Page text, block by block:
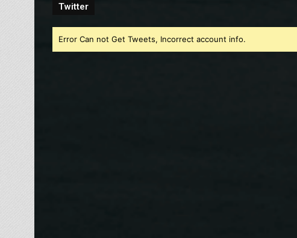
Twitter
Error Can not Get Tweets, Incorrect account info.